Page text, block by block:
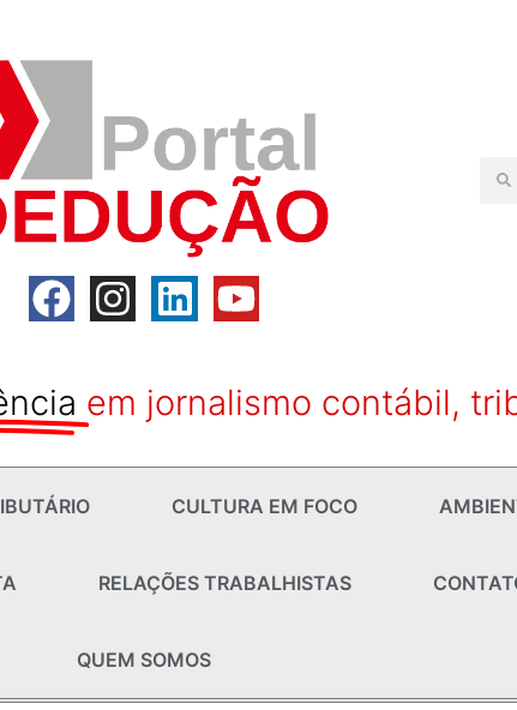
em jornalismo contábil,
CULTURA EM FOCO
RELAÇÕES TRABALHISTAS
QUEM SOMOS